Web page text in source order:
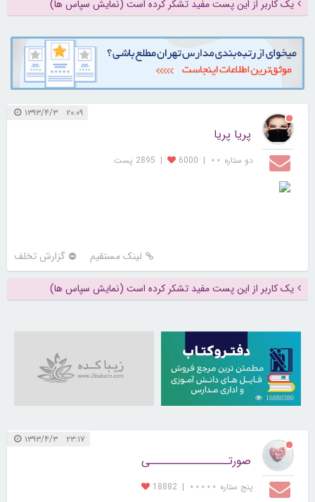
یک کاربر از این پست مفید تشکر کرده است (نمایش سپاس ها)
۲۰:۰۹ ۱۳۹۳/۴/۳
پریا پریا
دو ستاره ⋆⋆ |
6000
| 2895 پست
لینک مستقیم گزارش تخلف
یک کاربر از این پست مفید تشکر کرده است (نمایش سپاس ها)
16880380
۲۳:۱۷ ۱۳۹۳/۴/۳
صورتــــــــــــــــی
پنج ستاره ⋆⋆⋆⋆⋆ |
18882